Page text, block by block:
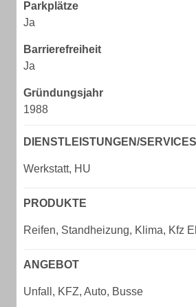
Parkplätze
Ja
Barrierefreiheit
Ja
Gründungsjahr
1988
DIENSTLEISTUNGEN/SERVICES
Werkstatt, HU
PRODUKTE
Reifen, Standheizung, Klima, Kfz
ANGEBOT
Unfall, KFZ, Auto, Busse